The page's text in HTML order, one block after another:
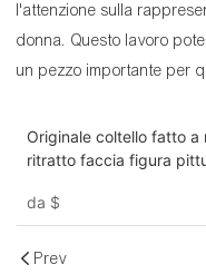
l'attenzione sulla
donna. Questo lavoro
un pezzo importante per
Originale coltello fatto a
ritratto faccia figura
la casa
da $
Prev